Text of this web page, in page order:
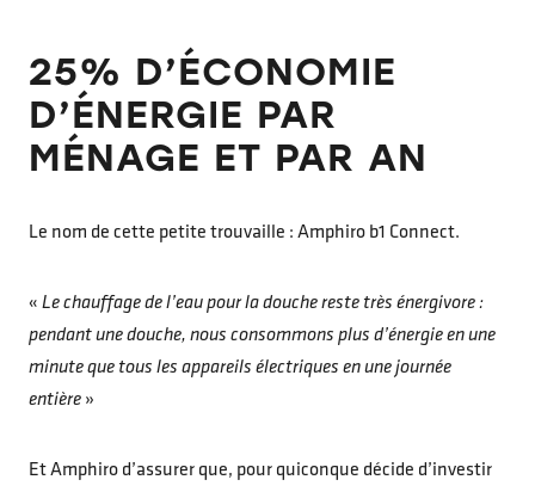
25% D’ÉCONOMIE
D’ÉNERGIE PAR
MÉNAGE ET PAR AN
Le nom de cette petite trouvaille : Amphiro b1 Connect.
« Le chauffage de l’eau pour la douche reste très énergivore :
pendant une douche, nous consommons plus d’énergie en une
minute que tous les appareils électriques en une journée
entière »
Et Amphiro d’assurer que, pour quiconque décide d’investir